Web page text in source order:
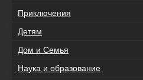
Приключения
Детям
Дом и Семья
Наука и образование